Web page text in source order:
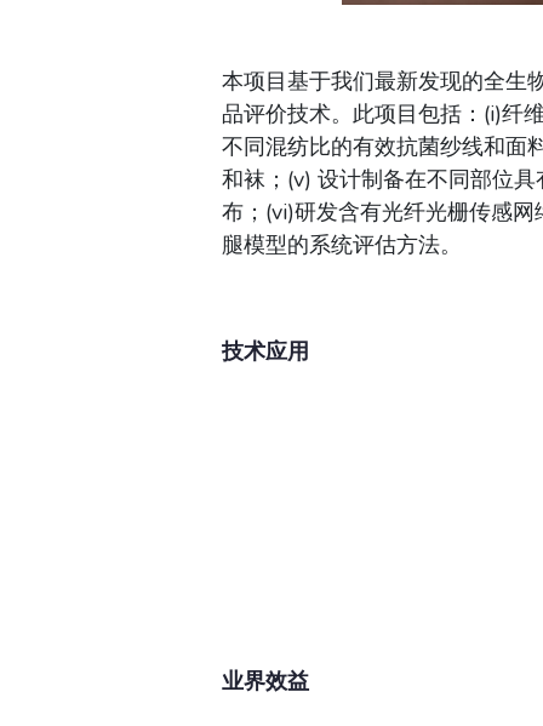
本项目基于我们最新发现的全生
品评价技术。此项目包括：(i)纤
不同混纺比的有效抗菌纱线和面
和袜；(v) 设计制备在不同部位
布；(vi)研发含有光纤光栅传感
腿模型的系统评估方法。
技术应用
业界效益